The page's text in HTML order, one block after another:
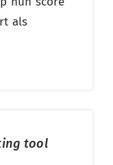
als
tool